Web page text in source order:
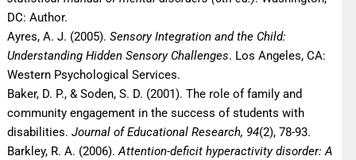
DC: Author.
Ayres, A. J. (2005).Sensory Integration and the Child:
Understanding Hidden Sensory Challenges. Los Angeles, CA:
Western Psychological Services.
Baker, D. P., & Soden, S. D. (2001). The role of family and
community engagement in the success of students with
disabilities.Journal of Educational Research, 94(2), 78-93.
Barkley, R. A. (2006).Attention-deficit hyperactivity disorder: A